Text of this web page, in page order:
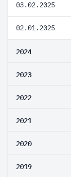
03.02.2025
02.01.2025
2024
2023
2022
2021
2020
2019